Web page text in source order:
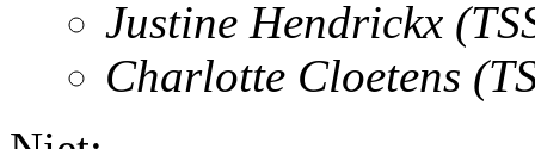
Justine Hendrickx
Charlotte Cloetens